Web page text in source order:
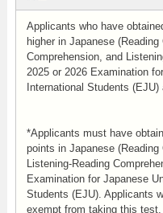
Applicants who have
higher in Japanese
Comprehension, and
2025 or 2026 Examination
International Students (EJU)
*Applicants must have
points in Japanese
Listening-Reading
Examination for Japanese
Students (EJU). Applicants
exempt from taking this